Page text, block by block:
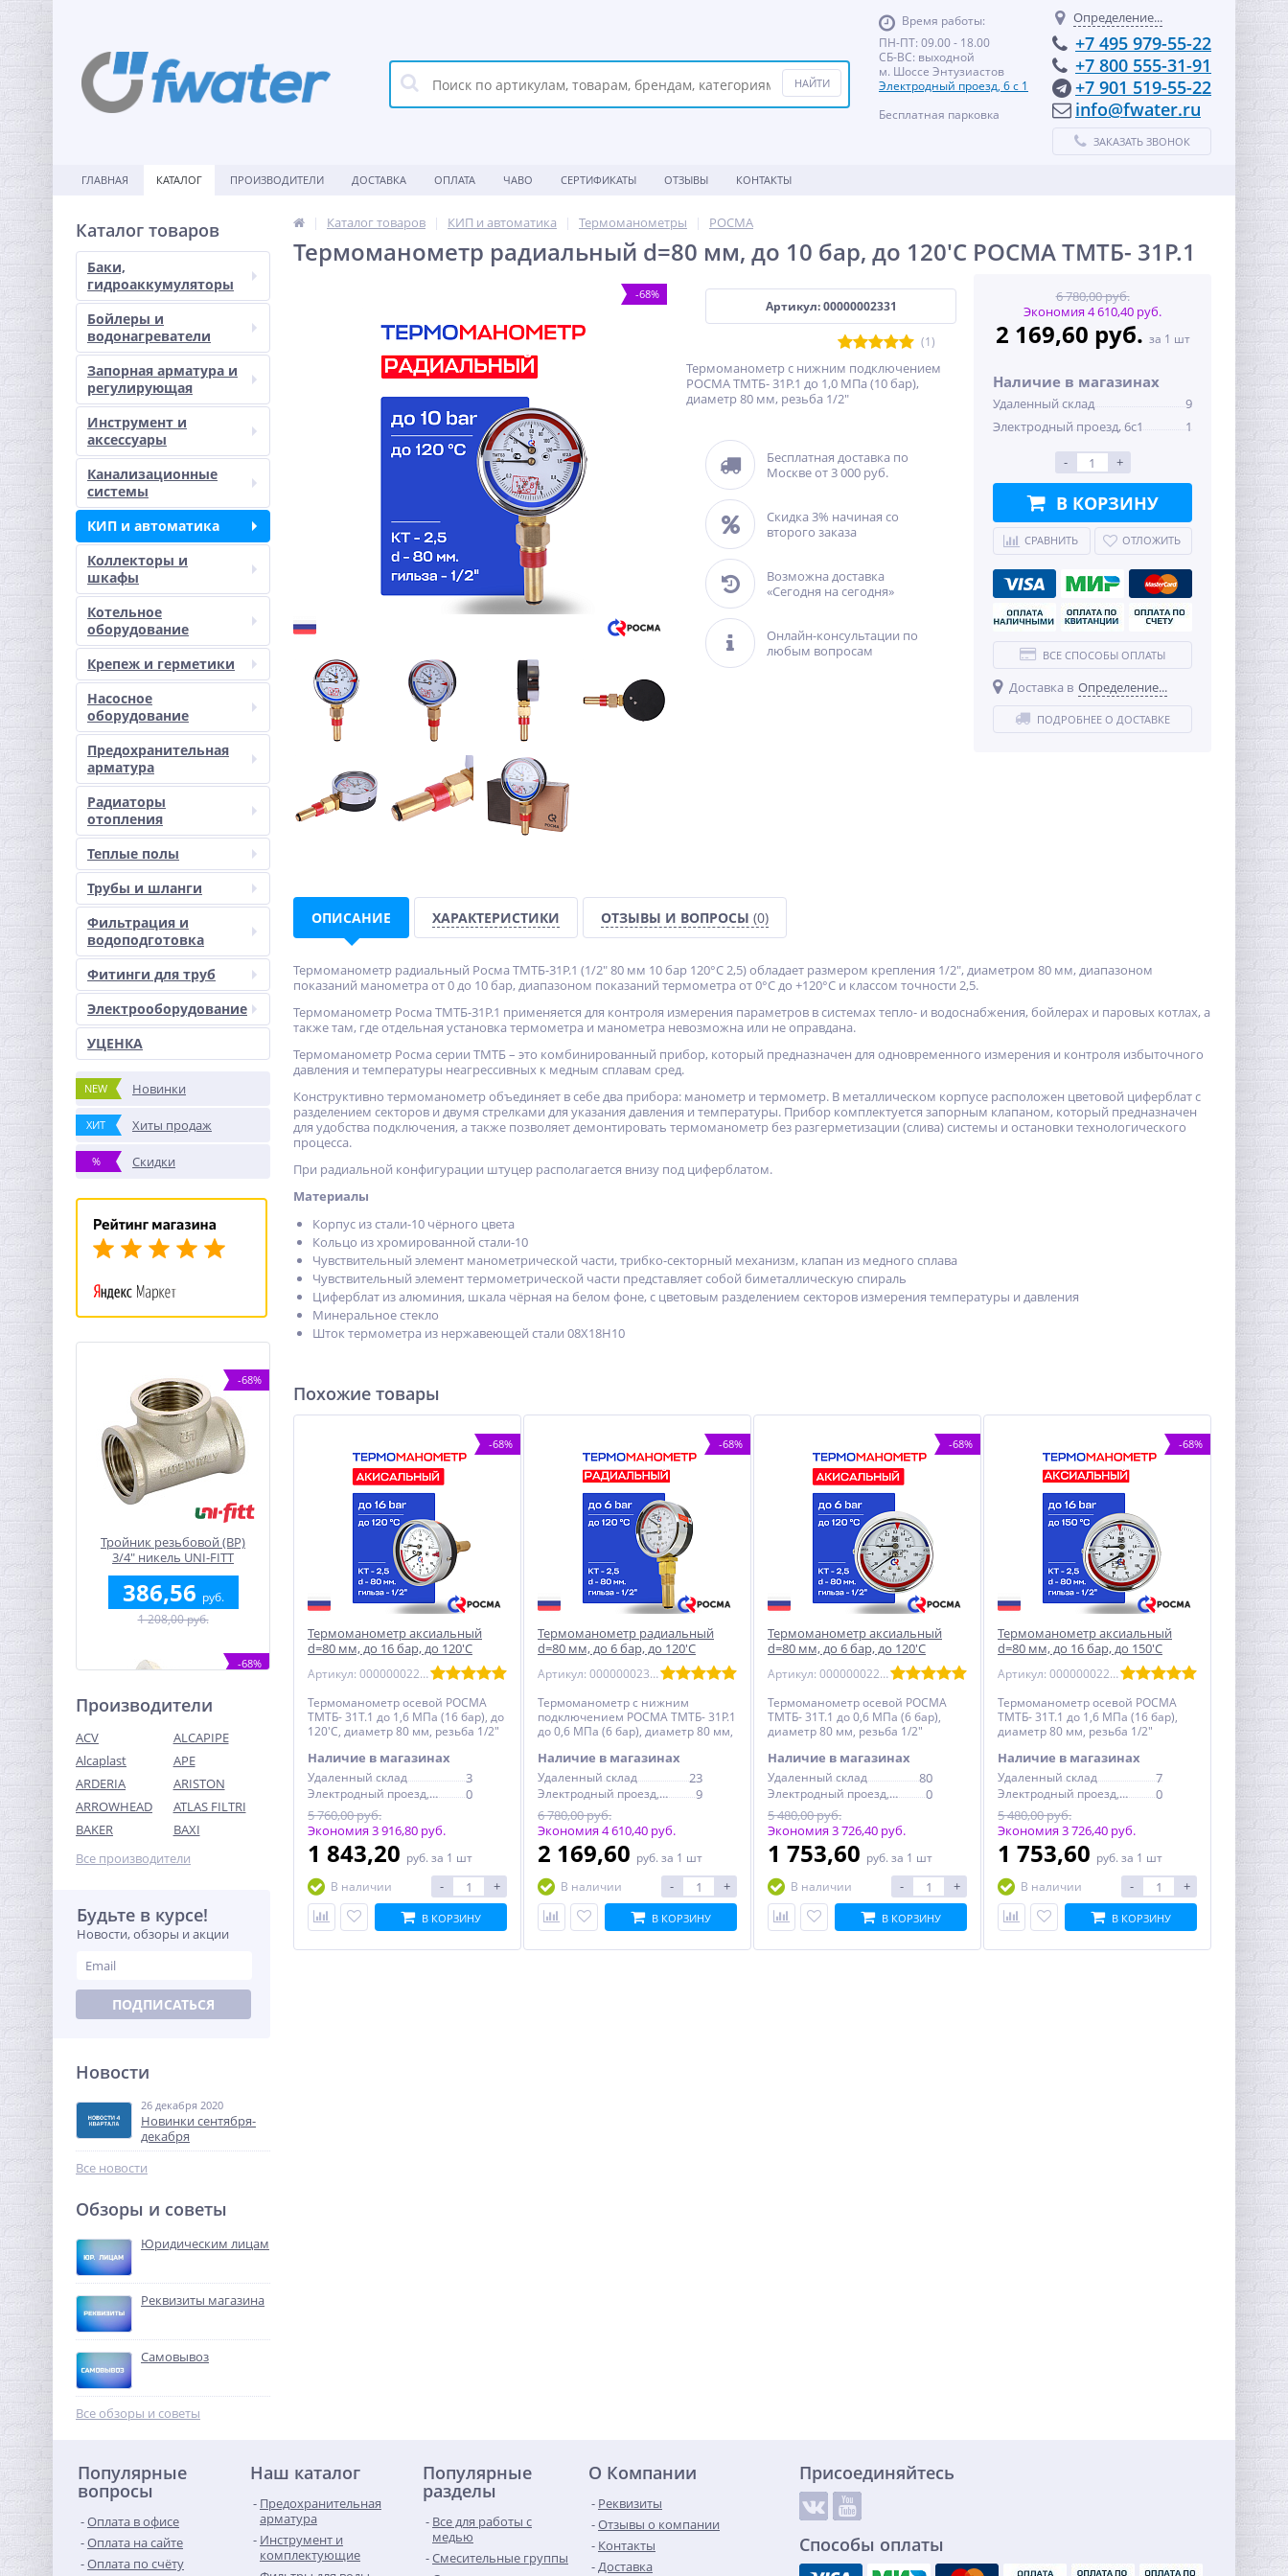
Время работы:
ПН-ПТ: 09.00 - 18.00
СБ-ВС: выходной
м. Шоссе Энтузиастов
Электродный проезд, 6 с 1
Бесплатная парковка
Определение...
+7 495 979-55-22
+7 800 555-31-91
+7 901 519-55-22
info@fwater.ru
ЗАКАЗАТЬ ЗВОНОК
ГЛАВНАЯ КАТАЛОГ ПРОИЗВОДИТЕЛИ ДОСТАВКА ОПЛАТА ЧАВО СЕРТИФИКАТЫ ОТЗЫВЫ КОНТАКТЫ
Каталог товаров
Баки,
гидроаккумуляторы
Бойлеры и
водонагреватели
Запорная арматура и
регулирующая
Инструмент и
аксессуары
Канализационные
системы
КИП и автоматика
Коллекторы и
шкафы
Котельное
оборудование
Крепеж и герметики
Насосное
оборудование
Предохранительная
арматура
Радиаторы
отопления
Теплые полы
Трубы и шланги
Фильтрация и
водоподготовка
Фитинги для труб
Электрооборудование
УЦЕНКА
NEW Новинки
ХИТ Хиты продаж
% Скидки
-68%
Тройник резьбовой (ВР)
3/4" никель UNI-FITT
386,56 руб.
1 208,00 руб.
-68%
Переходник резьбовой
1/2" х 3/8" ВН никель UNI-
FITT
138,56
Тройник резьбовой (ВР)
1/2" латунь UNI-FITT
209,60
Переходник резьбовой
1"1/2 x 1" ВН латунь UNI-
FITT
1 645,00 руб.
-68%
Производители
ACV
ALCAPIPE
Alcaplast
APE
ARDERIA
ARISTON
ARROWHEAD
ATLAS FILTRI
BAKER
BAXI
Все производители
Будьте в курсе!
Новости, обзоры и акции
ПОДПИСАТЬСЯ
Новости
26 декабря 2020
Новинки сентября-
декабря
Все новости
Обзоры и советы
Юридическим лицам
Реквизиты магазина
Самовывоз
Все обзоры и советы
Каталог товаров КИП и автоматика Термоманометры POCMA
Термоманометр радиальный d=80 мм, до 10 бар, до 120'С РОСМА ТМТБ- 31P.1
-68%
Артикул: 00000002331
(1)
Термоманометр с нижним подключением
РОСМА ТМТБ- 31P.1 до 1,0 МПа (10 бар),
диаметр 80 мм, резьба 1/2"
Бесплатная доставка по
Москве от 3 000 руб.
Скидка 3% начиная со
второго заказа
Возможна доставка
«Сегодня на сегодня»
Онлайн-консультации по
любым вопросам
6 780,00 руб.
Экономия 4 610,40 руб.
2 169,60 руб. за 1 шт
Наличие в магазинах
Удаленный склад
9
Электродный проезд, 6с1
1
- +
В КОРЗИНУ
СРАВНИТЬ ОТЛОЖИТЬ
ВСЕ СПОСОБЫ ОПЛАТЫ
Доставка в Определение...
ПОДРОБНЕЕ О ДОСТАВКЕ
ОПИСАНИЕ ХАРАКТЕРИСТИКИ ОТЗЫВЫ И ВОПРОСЫ (0)
Термоманометр радиальный Росма ТМТБ-31P.1 (1/2" 80 мм 10 бар 120°С 2,5) обладает размером крепления 1/2", диаметром 80 мм, диапазоном
показаний манометра от 0 до 10 бар, диапазоном показаний термометра от 0°С до +120°С и классом точности 2,5.
Термоманометр Росма ТМТБ-31P.1 применяется для контроля измерения параметров в системах тепло- и водоснабжения, бойлерах и паровых котлах, а
также там, где отдельная установка термометра и манометра невозможна или не оправдана.
Термоманометр Росма серии ТМТБ – это комбинированный прибор, который предназначен для одновременного измерения и контроля избыточного
давления и температуры неагрессивных к медным сплавам сред.
Конструктивно термоманометр объединяет в себе два прибора: манометр и термометр. В металлическом корпусе расположен цветовой циферблат с
разделением секторов и двумя стрелками для указания давления и температуры. Прибор комплектуется запорным клапаном, который предназначен
для удобства подключения, а также позволяет демонтировать термоманометр без разгерметизации (слива) системы и остановки технологического
процесса.
При радиальной конфигурации штуцер располагается внизу под циферблатом.
Материалы
Корпус из стали-10 чёрного цвета
Кольцо из хромированной стали-10
Чувствительный элемент манометрической части, трибко-секторный механизм, клапан из медного сплава
Чувствительный элемент термометрической части представляет собой биметаллическую спираль
Циферблат из алюминия, шкала чёрная на белом фоне, с цветовым разделением секторов измерения температуры и давления
Минеральное стекло
Шток термометра из нержавеющей стали 08Х18Н10
Похожие товары
-68%
Термоманометр аксиальный
d=80 мм, до 16 бар, до 120'С
Артикул: 00000002291
Термоманометр осевой РОСМА
ТМТБ- 31Т.1 до 1,6 МПа (16 бар), до
120'С, диаметр 80 мм, резьба 1/2"
Наличие в магазинах
Удаленный склад 3
Электродный проезд, 6с1
0
5 760,00 руб.
Экономия 3 916,80 руб.
1 843,20 руб. за 1 шт
В наличии
- +
В КОРЗИНУ
-68%
Термоманометр радиальный
d=80 мм, до 6 бар, до 120'С
Артикул: 00000002329
Термоманометр с нижним
подключением РОСМА ТМТБ- 31P.1
до 0,6 МПа (6 бар), диаметр 80 мм,
Наличие в магазинах
Удаленный склад 23
Электродный проезд, 6с1
9
6 780,00 руб.
Экономия 4 610,40 руб.
2 169,60 руб. за 1 шт
В наличии
- +
В КОРЗИНУ
-68%
Термоманометр аксиальный
d=80 мм, до 6 бар, до 120'С
Артикул: 00000002290
Термоманометр осевой РОСМА
ТМТБ- 31Т.1 до 0,6 МПа (6 бар),
диаметр 80 мм, резьба 1/2"
Наличие в магазинах
Удаленный склад 80
Электродный проезд, 6с1
0
5 480,00 руб.
Экономия 3 726,40 руб.
1 753,60 руб. за 1 шт
В наличии
- +
В КОРЗИНУ
-68%
Термоманометр аксиальный
d=80 мм, до 16 бар, до 150'С
Артикул: 00000002296
Термоманометр осевой РОСМА
ТМТБ- 31Т.1 до 1,6 МПа (16 бар),
диаметр 80 мм, резьба 1/2"
Наличие в магазинах
Удаленный склад 7
Электродный проезд, 6с1
0
5 480,00 руб.
Экономия 3 726,40 руб.
1 753,60 руб. за 1 шт
В наличии
- +
В КОРЗИНУ
Популярные
вопросы
Оплата в офисе
Оплата на сайте
Оплата по счёту
Наш каталог
Предохранительная
арматура
Инструмент и
комплектующие
Популярные
разделы
Все для работы с
медью
Смесительные группы
О Компании
Реквизиты
Отзывы о компании
Контакты
Доставка
Присоединяйтесь
Способы оплаты